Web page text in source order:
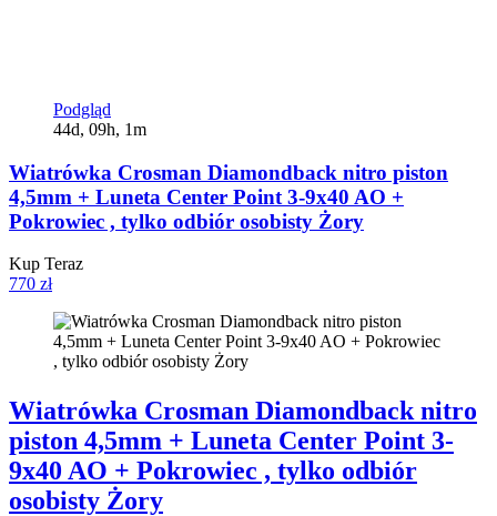
Podgląd
44d, 09h, 1m
Wiatrówka Crosman Diamondback nitro piston
4,5mm + Luneta Center Point 3-9x40 AO +
Pokrowiec , tylko odbiór osobisty Żory
Kup Teraz
770 zł
Wiatrówka Crosman Diamondback nitro
piston 4,5mm + Luneta Center Point 3-
9x40 AO + Pokrowiec , tylko odbiór
osobisty Żory